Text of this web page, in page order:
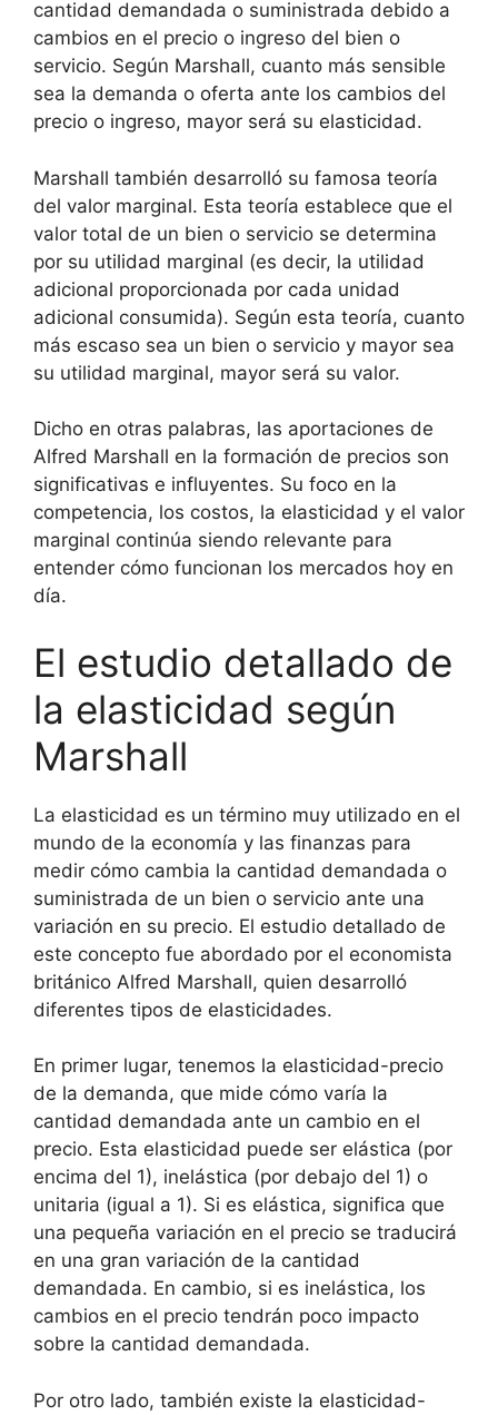
cantidad demandada o suministrada debido a
cambios en el precio o ingreso del bien o
servicio. Según Marshall, cuanto más sensible
sea la demanda o oferta ante los cambios del
precio o ingreso, mayor será su elasticidad.
Marshall también desarrolló su famosa teoría
del valor marginal. Esta teoría establece que el
valor total de un bien o servicio se determina
por su utilidad marginal (es decir, la utilidad
adicional proporcionada por cada unidad
adicional consumida). Según esta teoría, cuanto
más escaso sea un bien o servicio y mayor sea
su utilidad marginal, mayor será su valor.
Dicho en otras palabras, las aportaciones de
Alfred Marshall en la formación de precios son
significativas e influyentes. Su foco en la
competencia, los costos, la elasticidad y el valor
marginal continúa siendo relevante para
entender cómo funcionan los mercados hoy en
día.
El estudio detallado de
la elasticidad según
Marshall
La elasticidad es un término muy utilizado en el
mundo de la economía y las finanzas para
medir cómo cambia la cantidad demandada o
suministrada de un bien o servicio ante una
variación en su precio. El estudio detallado de
este concepto fue abordado por el economista
británico Alfred Marshall, quien desarrolló
diferentes tipos de elasticidades.
En primer lugar, tenemos la elasticidad-precio
de la demanda, que mide cómo varía la
cantidad demandada ante un cambio en el
precio. Esta elasticidad puede ser elástica (por
encima del 1), inelástica (por debajo del 1) o
unitaria (igual a 1). Si es elástica, significa que
una pequeña variación en el precio se traducirá
en una gran variación de la cantidad
demandada. En cambio, si es inelástica, los
cambios en el precio tendrán poco impacto
sobre la cantidad demandada.
Por otro lado, también existe la elasticidad-